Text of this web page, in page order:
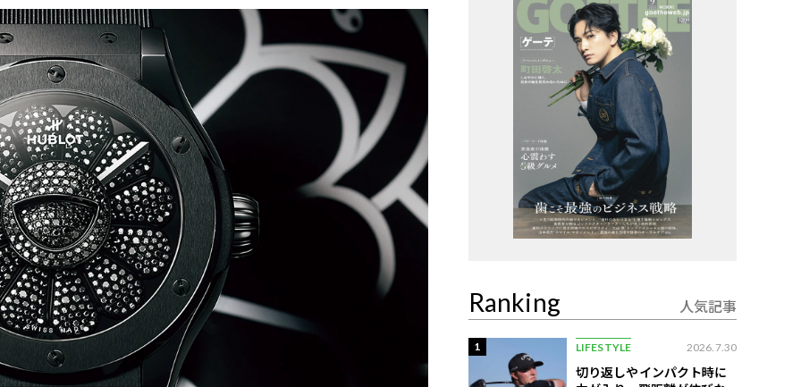
Ranking 人気記事
1 LIFESTYLE 2026.7.30
切り返しやインパクト時に